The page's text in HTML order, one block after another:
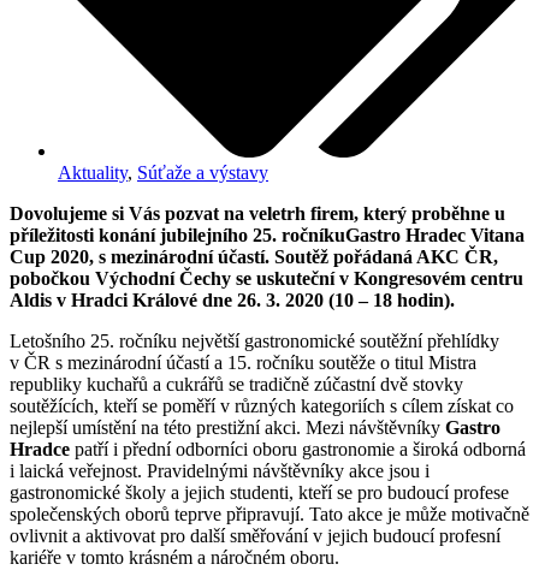
Aktuality, Súťaže a výstavy
Dovolujeme si Vás pozvat na veletrh firem, který proběhne u
příležitosti konání jubilejního 25. ročníkuGastro Hradec Vitana
Cup 2020, s mezinárodní účastí. Soutěž pořádaná AKC ČR,
pobočkou Východní Čechy se uskuteční v Kongresovém centru
Aldis v Hradci Králové dne 26. 3. 2020 (10 – 18 hodin).
Letošního 25. ročníku největší gastronomické soutěžní přehlídky
v ČR s mezinárodní účastí a 15. ročníku soutěže o titul Mistra
republiky kuchařů a cukrářů se tradičně zúčastní dvě stovky
soutěžících, kteří se poměří v různých kategoriích s cílem získat co
nejlepší umístění na této prestižní akci. Mezi návštěvníky Gastro
Hradce patří i přední odborníci oboru gastronomie a široká odborná
i laická veřejnost. Pravidelnými návštěvníky akce jsou i
gastronomické školy a jejich studenti, kteří se pro budoucí profese
společenských oborů teprve připravují. Tato akce je může motivačně
ovlivnit a aktivovat pro další směřování v jejich budoucí profesní
kariéře v tomto krásném a náročném oboru.